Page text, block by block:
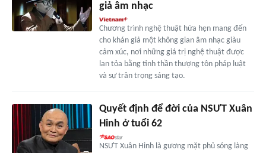
giả âm nhạc
Chương trình nghệ thuật hứa hẹn mang đến
cho khán giả một không gian âm nhạc giàu
cảm xúc, nơi những giá trị nghệ thuật được
lan tỏa bằng tinh thần thượng tôn pháp luật
và sự trân trọng sáng tạo.
Quyết định để đời của NSƯT Xuân
Hinh ở tuổi 62
NSƯT Xuân Hinh là gương mặt phủ sóng làng